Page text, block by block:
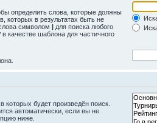
определить слова, которые должны
которых в результатах быть не
символом | для поиска любого
в качестве шаблона для частичного
будет произведён поиск.
автоматически, если вы не
ниже.